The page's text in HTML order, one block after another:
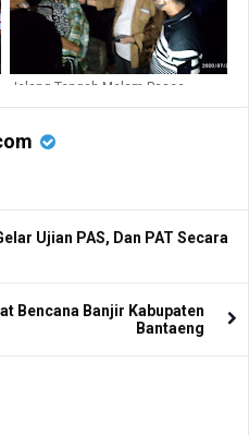
Jelang Tengah Malam Pasca
Ujian PAS, Dan PAT Secara
Bencana Banjir Kabupaten
Bantaeng